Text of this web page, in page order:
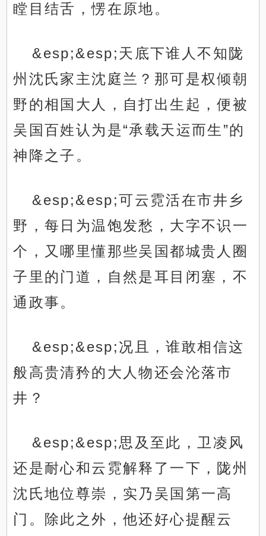
瞠目结舌，愣在原地。
&esp;&esp;天底下谁人不知陇
州沈氏家主沈庭兰？那可是权倾朝
野的相国大人，自打出生起，便被
吴国百姓认为是“承载天运而生”的
神降之子。
&esp;&esp;可云霓活在市井乡
野，每日为温饱发愁，大字不识一
个，又哪里懂那些吴国都城贵人圈
子里的门道，自然是耳目闭塞，不
通政事。
&esp;&esp;况且，谁敢相信这
般高贵清矜的大人物还会沦落市
井？
&esp;&esp;思及至此，卫凌风
还是耐心和云霓解释了一下，陇州
沈氏地位尊崇，实乃吴国第一高
门。除此之外，他还好心提醒云